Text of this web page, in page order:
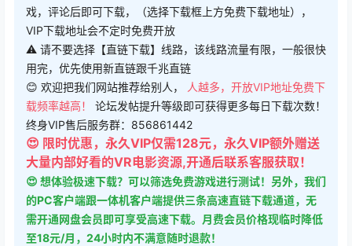
戏，评论后即可下载，（选择下载框上方免费下载地址），
VIP下载地址会不定时免费开放
⚠ 请不要选择【直链下载】线路，该线路流量有限，一般很快
用完，优先使用新直链跟千兆直链
😊 欢迎把我们网站推荐给别人，
人越多，开放VIP地址免费下
载频率越高！ 论坛发帖提升等级即可获得更多每日下载次数！
终身VIP售后服务群：856861442
😍 限时优惠，永久VIP仅需128元，永久VIP额外赠送
大量内部好看的VR电影资源,开通后联系客服获取！
😍 想体验极速下载？可以筛选免费游戏进行测试！另外，我们
的PC客户端跟一体机客户端提供三条高速直链下载通道，无
需开通网盘会员即可享受高速下载。月费会员价格现临时降低
至18元/月，24小时内不满意随时退款！